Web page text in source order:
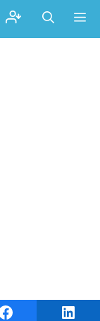
Share on Facebook